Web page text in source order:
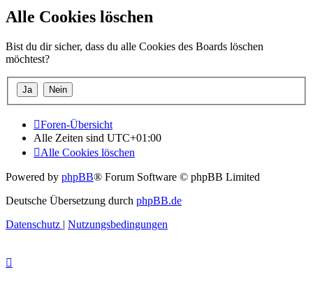
Alle Cookies löschen
Bist du dir sicher, dass du alle Cookies des Boards löschen
möchtest?
Foren-Übersicht
Alle Zeiten sind UTC+01:00
Alle Cookies löschen
Powered by phpBB® Forum Software © phpBB Limited
Deutsche Übersetzung durch phpBB.de
Datenschutz | Nutzungsbedingungen